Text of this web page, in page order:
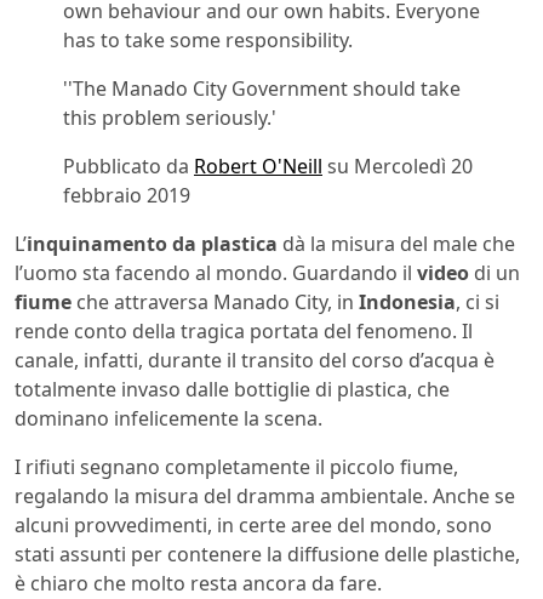
own behaviour and our own habits. Everyone
has to take some responsibility.
''The Manado City Government should take
this problem seriously.'
Pubblicato da Robert O'Neill su Mercoledì 20
febbraio 2019
L’inquinamento da plastica dà la misura del male che
l’uomo sta facendo al mondo. Guardando il video di un
fiume che attraversa Manado City, in Indonesia, ci si
rende conto della tragica portata del fenomeno. Il
canale, infatti, durante il transito del corso d’acqua è
totalmente invaso dalle bottiglie di plastica, che
dominano infelicemente la scena.
I rifiuti segnano completamente il piccolo fiume,
regalando la misura del dramma ambientale. Anche se
alcuni provvedimenti, in certe aree del mondo, sono
stati assunti per contenere la diffusione delle plastiche,
è chiaro che molto resta ancora da fare.